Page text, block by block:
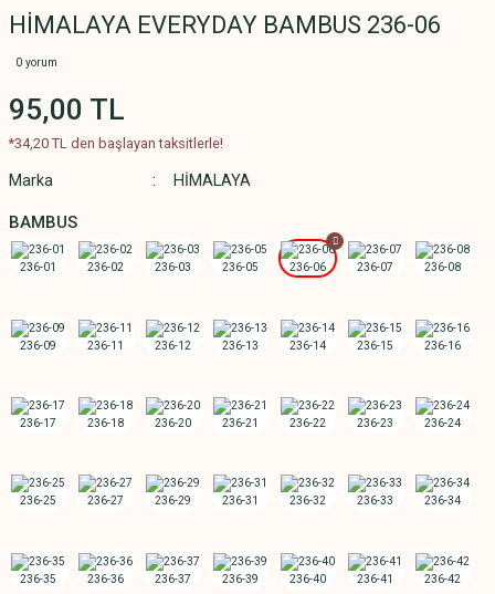
HİMALAYA EVERYDAY BAMBUS 236-06
0 yorum
95,00 TL
*34,20 TL den başlayan taksitlerle!
Marka HİMALAYA
BAMBUS